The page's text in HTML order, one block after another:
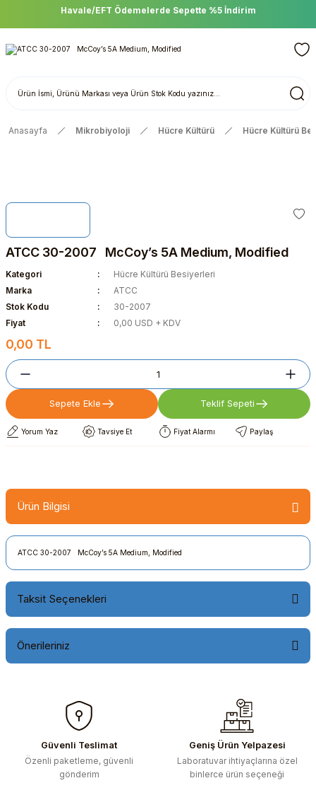
Havale/EFT Ödemelerde Sepette %5 İndirim
Anasayfa Mikrobiyoloji Hücre Kültürü Hücre Kültürü
ATCC 30-2007 McCoy’s 5A Medium, Modified
Kategori
Hücre Kültürü Besiyerleri
Marka
ATCC
Stok Kodu
30-2007
Fiyat
0,00 USD + KDV
0,00 TL
Sepete Ekle Teklif Sepeti
Yorum Yaz Tavsiye Et Fiyat Alarmı Paylaş
Ürün Bilgisi
ATCC 30-2007 McCoy’s 5A Medium, Modified
Taksit Seçenekleri
Önerileriniz
konularda yetersiz gördüğünüz noktaları öneri formunu
kullanarak tarafımıza iletebilirsiniz.
Görüş ve önerileriniz için teşekkür ederiz.
Ürün resmi kalitesiz, bozuk veya görüntülenemiyor.
Güvenli Teslimat
Özenli paketleme, güvenli
gönderim
Geniş Ürün Yelpazesi
Laboratuvar ihtiyaçlarına özel
binlerce ürün seçeneği